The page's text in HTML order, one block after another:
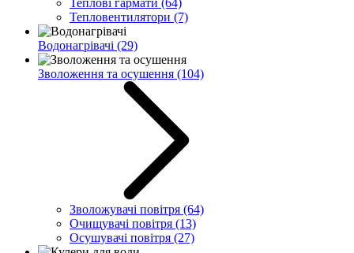
Тепловентилятори (7)
Водонагрівачі (29)
Зволоження та осушення (104)
Зволожувачі повітря (64)
Очищувачі повітря (13)
Осушувачі повітря (27)